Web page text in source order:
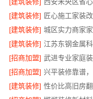
[建筑装修]
[建筑装修] 城区实力商家
[建筑装修]
[招商加盟]
[招商加盟]
[建筑装修]